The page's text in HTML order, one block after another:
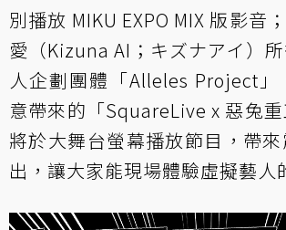
別播放 MIKU EXPO MIX 版影音
愛（Kizuna AI；キズナアイ）
人企劃團體「Alleles Project」
意帶來的「SquareLive x 惡兔
將於大舞台螢幕播放節目，帶
出，讓大家能現場體驗虛擬藝人